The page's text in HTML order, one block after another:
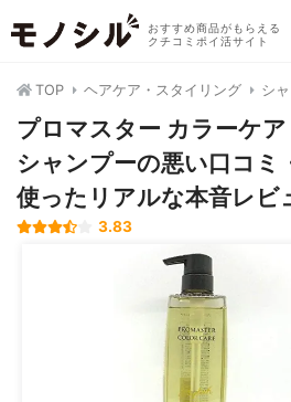
おすすめ商品がもらえる
クチコミポイ活サイト
TOP ヘアケア・スタイリング シ
プロマスター カラーケ
シャンプーの悪い口コミ
使ったリアルな本音レビ
3.83